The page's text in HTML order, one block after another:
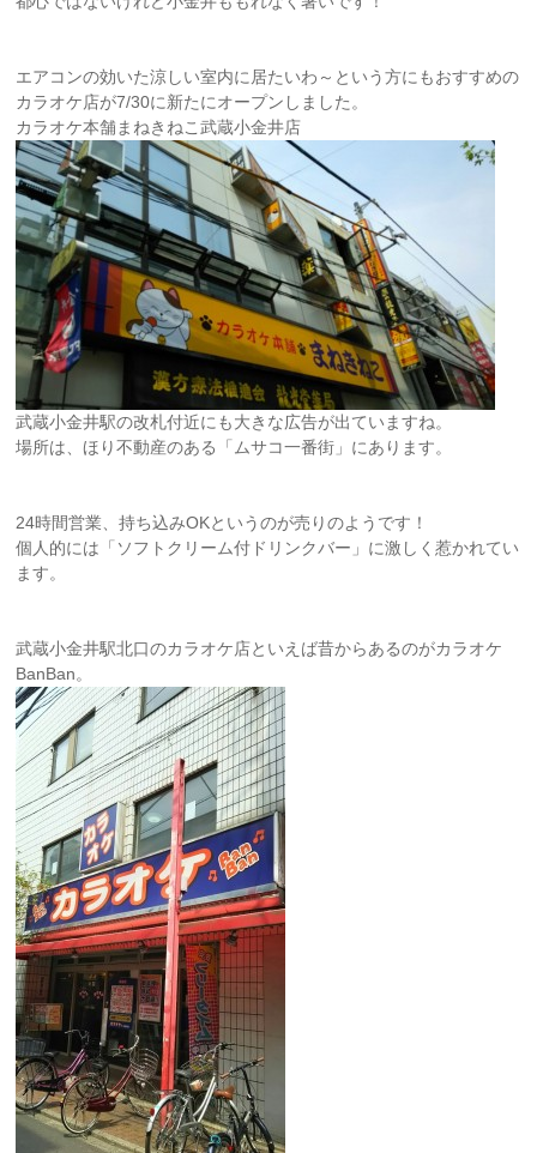
エアコンの効いた涼しい室内に居たいわ～という方にもおすすめの
カラオケ店が7/30に新たにオープンしました。
カラオケ本舗まねきねこ武蔵小金井店
武蔵小金井駅の改札付近にも大きな広告が出ていますね。
場所は、ほり不動産のある「ムサコ一番街」にあります。
24時間営業、持ち込みOKというのが売りのようです！
個人的には「ソフトクリーム付ドリンクバー」に激しく惹かれてい
ます。
武蔵小金井駅北口のカラオケ店といえば昔からあるのがカラオケ
BanBan。